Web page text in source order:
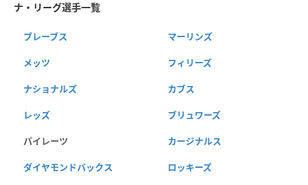
ナ・リーグ選手一覧
ブレーブス マーリンズ
メッツ フィリーズ
ナショナルズ カブス
レッズ ブリュワーズ
パイレーツ カージナルス
ダイヤモンドバックス ロッキーズ